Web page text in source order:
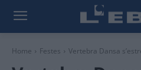
Home Festes Vertebra Dansa